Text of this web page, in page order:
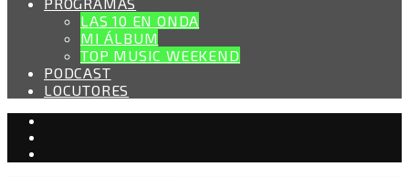
LAS 10 EN ONDA
MI ÁLBUM
TOP MUSIC WEEKEND
PODCAST
LOCUTORES